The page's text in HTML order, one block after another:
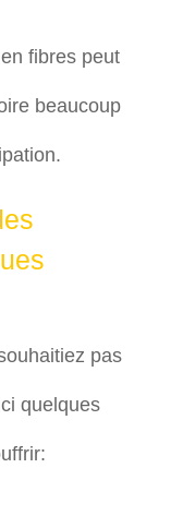
fibres peut
beaucoup
pas
quelques